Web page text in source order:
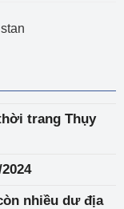
trang Thụy
nhiều dư địa